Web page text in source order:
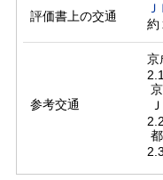
評価書上の交通
約
参考交通
京